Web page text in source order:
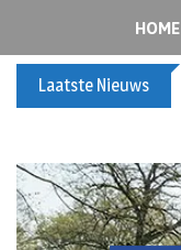
HOME
Laatste Nieuws